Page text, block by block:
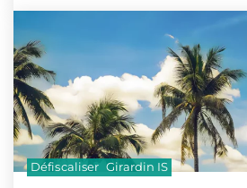
Défiscaliser Girardin IS